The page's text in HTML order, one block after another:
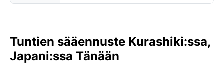
Tuntien sääennuste Kurashiki:ssa,
Japani:ssa Tänään